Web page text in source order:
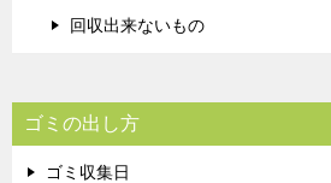
回収出来ないもの
ゴミの出し方
ゴミ収集日